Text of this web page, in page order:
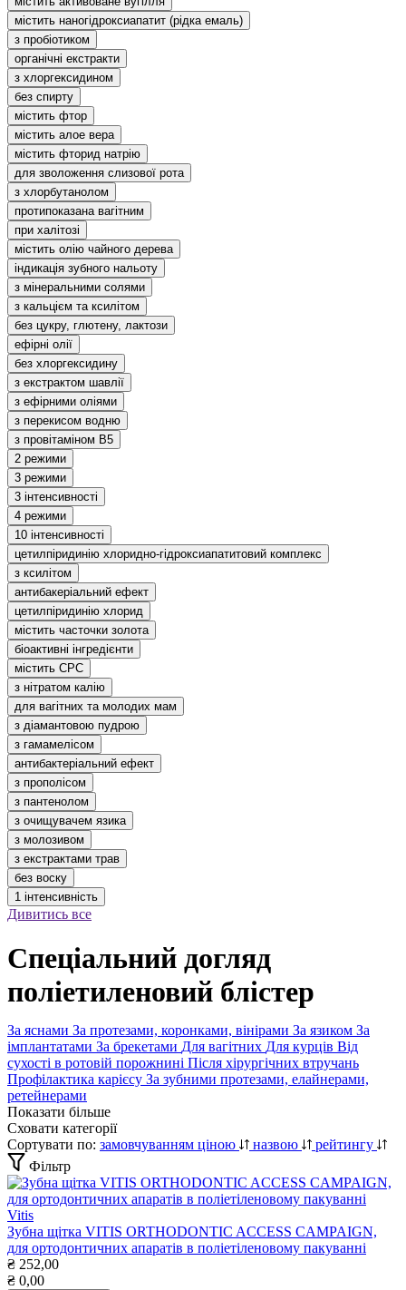
містить наногідроксиапатит (рідка емаль)
з пробіотиком
органічні екстракти
з хлоргексидином
без спирту
містить фтор
містить алое вера
містить фторид натрію
для зволоження слизової рота
з хлорбутанолом
протипоказана вагітним
при халітозі
містить олію чайного дерева
індикація зубного нальоту
з мінеральними солями
з кальцієм та ксилітом
без цукру, глютену, лактози
ефірні олії
без хлоргексидину
з екстрактом шавлії
з ефірними оліями
з перекисом водню
з провітаміном В5
2 режими
3 режими
3 інтенсивності
4 режими
10 інтенсивності
цетилпіридинію хлоридно-гідроксиапатитовий комплекс
з ксилітом
антибакеріальний ефект
цетилпіридинію хлорид
містить часточки золота
біоактивні інгредієнти
містить CPC
з нітратом калію
для вагітних та молодих мам
з діамантовою пудрою
з гамамелісом
антибактеріальний ефект
з прополісом
з пантенолом
з очищувачем язика
з молозивом
з екстрактами трав
без воску
1 інтенсивність
Дивитись все
Спеціальний догляд
поліетиленовий блістер
За яснами За протезами, коронками, вінірами За язиком За
імплантатами За брекетами Для вагітних Для курців Від
сухості в ротовій порожнині Після хірургічних втручань
Профілактика карієсу За зубними протезами, елайнерами,
ретейнерами
Показати більше
Сховати категорії
Сортувати по: замовчуванням ціною назвою
рейтингу
Фільтр
Vitis
Зубна щітка VITIS ORTHODONTIC ACCESS CAMPAIGN,
для ортодонтичних апаратів в поліетіленовому пакуванні
₴ 252,00
₴ 0,00